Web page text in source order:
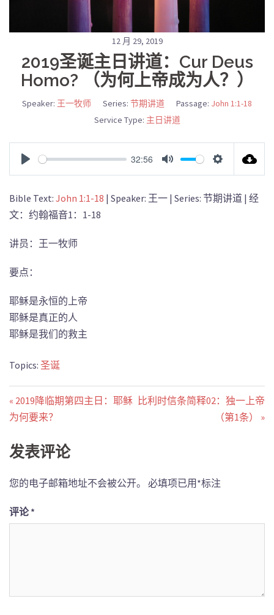
12 月 29, 2019
2019圣诞主日讲道：Cur Deus
Homo? （为何上帝成为人？）
Speaker: 王一牧师 Series: 节期讲道 Passage: John 1:1-18
Service Type: 主日讲道
PLAY
32:56
MUTE SETTINGS
Bible Text: John 1:1-18 | Speaker: 王一 | Series: 节期讲道 | 经
文：约翰福音1：1-18
讲员：王一牧师
要点：
耶稣是永恒的上帝
耶稣是真正的人
耶稣是我们的救主
Topics: 圣诞
« 2019降临期第四主日：耶稣
为何要来？
比利时信条简释02：独一上帝
（第1条） »
发表评论
您的电子邮箱地址不会被公开。 必填项已用 *标注
评论*